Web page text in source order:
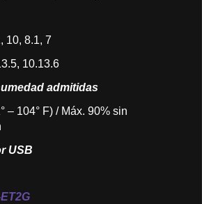
10, 8.1, 7
10.13.6
admitidas
– 104° F) / Máx. 90% sin
USB